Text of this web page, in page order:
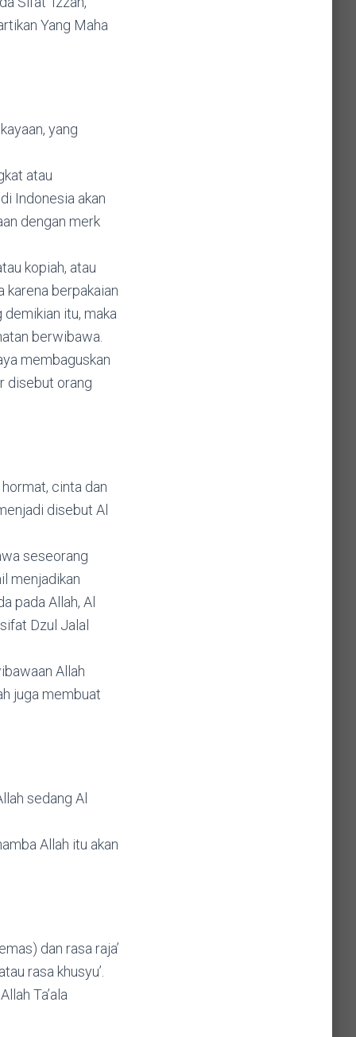
Yang Maha
yang
atau
Indonesia akan
dengan merk
kopiah, atau
karena berpakaian
itu, maka
berwibawa.
membaguskan
disebut orang
cinta dan
disebut Al
seseorang
menjadikan
pada Allah, Al
Dzul Jalal
Allah
juga membuat
sedang Al
Allah itu akan
dan rasa raja’
rasa khusyu’.
Ta’ala